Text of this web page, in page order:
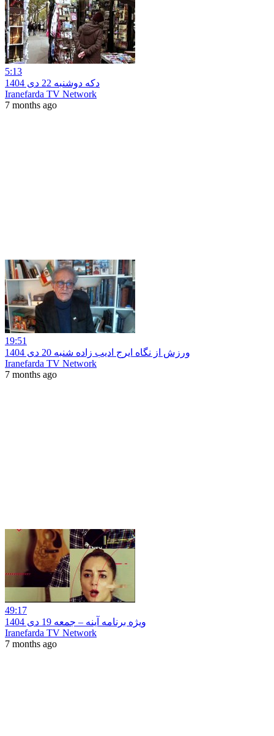
5:13
دکه دوشنبه 22 دی 1404
Iranefarda TV Network
7 months ago
19:51
ورزش از نگاه ایرج ادیب زاده شنبه 20 دی 1404
Iranefarda TV Network
7 months ago
49:17
ویژه برنامه آینه – جمعه 19 دی 1404
Iranefarda TV Network
7 months ago